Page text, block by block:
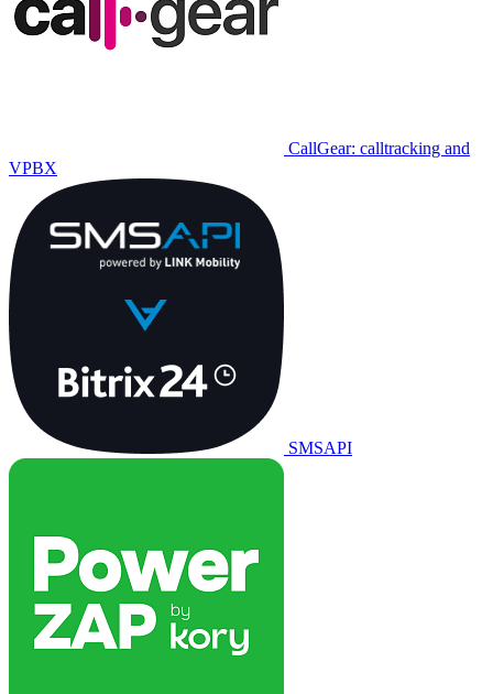
CallGear: calltracking and
VPBX
SMSAPI